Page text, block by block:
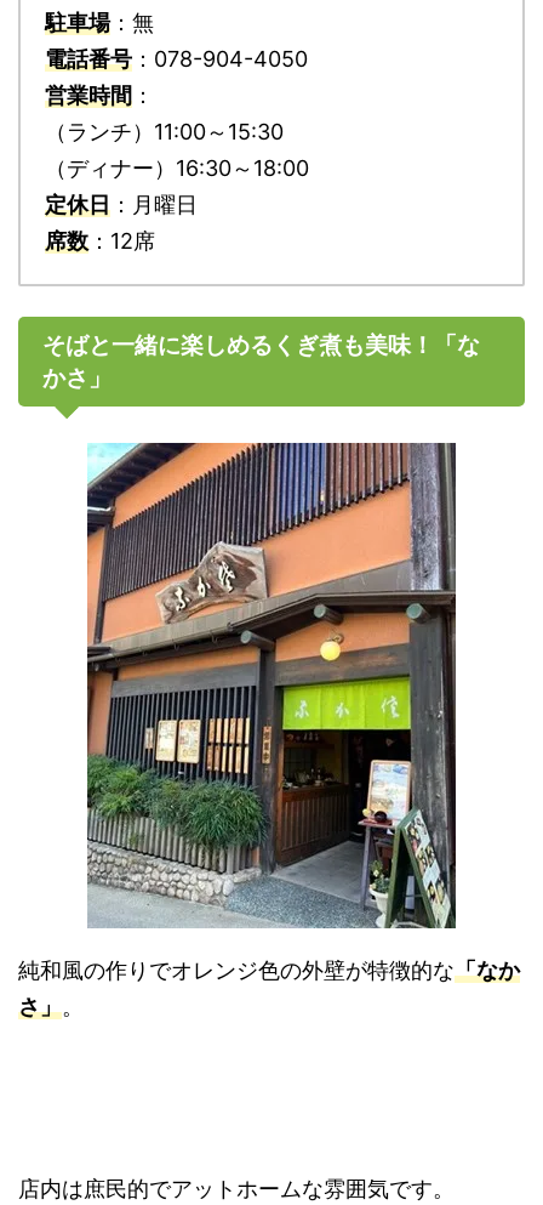
駐車場：無
電話番号 ：078-904-4050
営業時間 ：
（ランチ）11:00～15:30
（ディナー）16:30～18:00
定休日 ：月曜日
席数 ：12席
そばと一緒に楽しめるくぎ煮も美味！「な
かさ」
純和風の作りでオレンジ色の外壁が特徴的な「なか
さ」。
店内は庶民的でアットホームな雰囲気です。